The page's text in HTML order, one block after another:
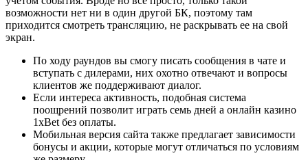
возможности нет ни в один другой БК, поэтому там
приходится смотреть трансляцию, не раскрывать ее на свой
экран.
По ходу раундов вы смогу писать сообщения в чате и
вступать с дилерами, них охотно отвечают и вопросы
клиентов же поддерживают диалог.
Если интереса активность, подобная система
поощрений позволит играть семь дней а онлайн казино
1xBet без оплаты.
Мобильная версия сайта также предлагает зависимости
бонусы и акции, которые могут отличаться по условиям